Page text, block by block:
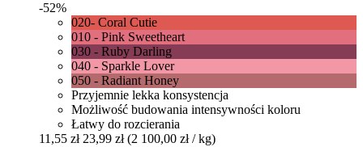
-52%
020- Coral Cutie
010 - Pink Sweetheart
030 - Ruby Darling
040 - Sparkle Lover
050 - Radiant Honey
Przyjemnie lekka konsystencja
Możliwość budowania intensywności koloru
Łatwy do rozcierania
11,55 zł 23,99 zł (2 100,00 zł / kg)